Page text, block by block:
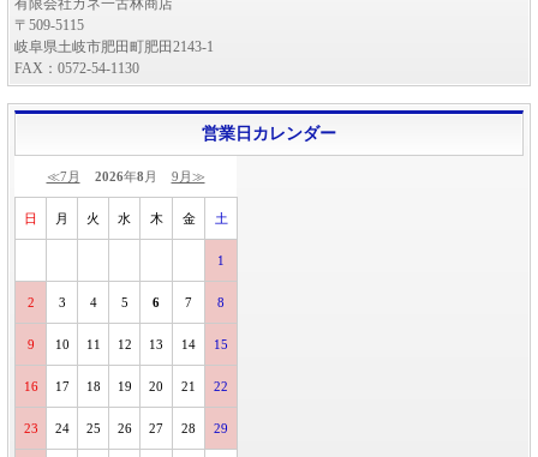
有限会社カネ一古林商店
〒509-5115
岐阜県土岐市肥田町肥田2143-1
FAX：0572-54-1130
営業日カレンダー
≪7月 2026年8 月 9月≫
日 月 火 水 木 金 土
1
2 3 4 5 6 7 8
9 10 11 12 13 14 15
16 17 18 19 20 21 22
23 24 25 26 27 28 29